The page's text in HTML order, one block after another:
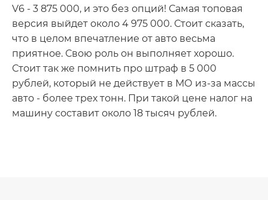
V6 - 3 875 000, и это без опций! Самая топовая
версия выйдет около 4 975 000. Стоит сказать,
что в целом впечатление от авто весьма
приятное. Свою роль он выполняет хорошо.
Стоит так же помнить про штраф в 5 000
рублей, который не действует в МО из-за массы
авто - более трех тонн. При такой цене налог на
машину составит около 18 тысяч рублей.